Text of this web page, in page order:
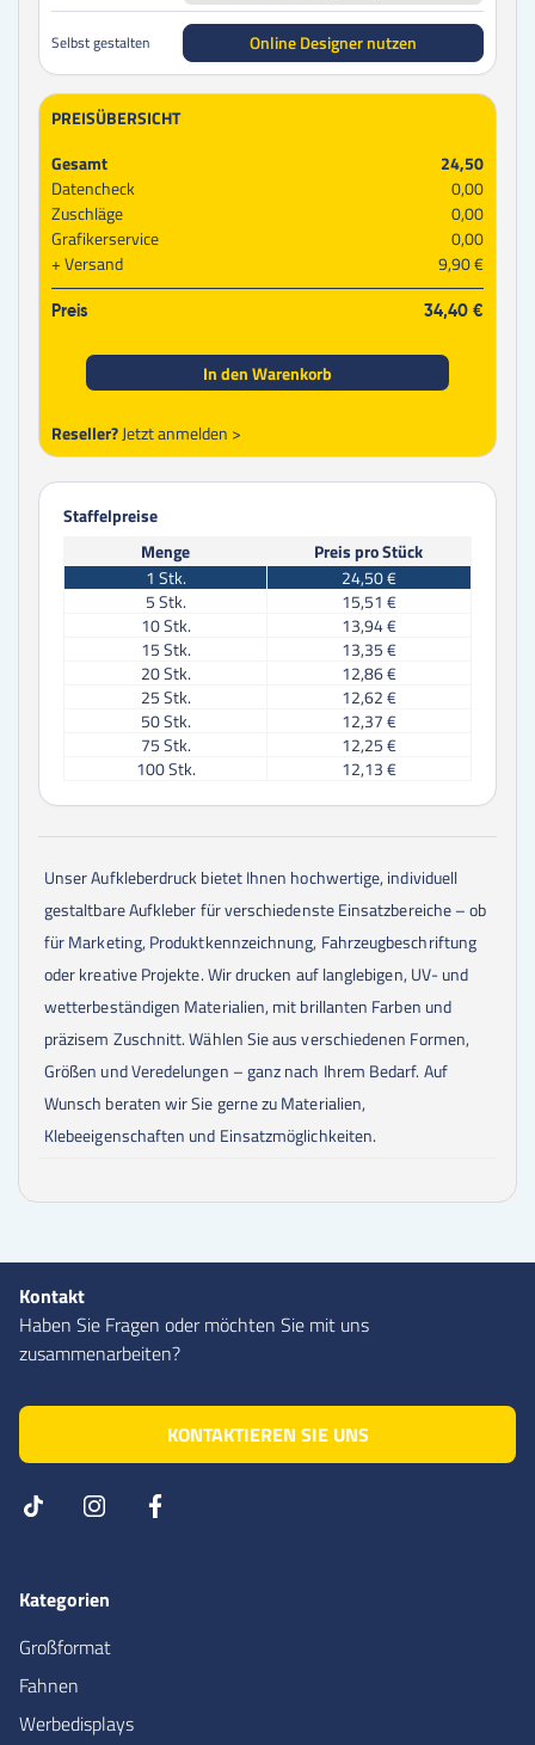
Selbst gestalten Online Designer nutzen
PREISÜBERSICHT
Gesamt
24,50
Datencheck
0,00
Zuschläge
0,00
Grafikerservice
0,00
Versand
9,90 €
Preis 34,40 €
In den Warenkorb
Reseller?Jetzt anmelden >
Staffelpreise
Menge
Preis pro Stück
1 Stk.
24,50 €
5Stk.
15,51 €
10Stk.
13,94 €
15Stk.
13,35 €
20Stk.
12,86 €
25Stk.
12,62 €
50Stk.
12,37 €
75Stk.
12,25 €
100Stk. 12,13 €
Unser Aufkleberdruck bietet Ihnen hochwertige, individuell
gestaltbare Aufkleber für verschiedenste Einsatzbereiche – ob
für Marketing, Produktkennzeichnung, Fahrzeugbeschriftung
oder kreative Projekte. Wir drucken auf langlebigen, UV- und
wetterbeständigen Materialien, mit brillanten Farben und
präzisem Zuschnitt. Wählen Sie aus verschiedenen Formen,
Größen und Veredelungen – ganz nach Ihrem Bedarf. Auf
Wunsch beraten wir Sie gerne zu Materialien,
Klebeeigenschaften und Einsatzmöglichkeiten.
Kontakt
Haben Sie Fragen oder möchten Sie mit uns
zusammenarbeiten?
KONTAKTIEREN SIE UNS
Kategorien
Großformat
Fahnen
Werbedisplays